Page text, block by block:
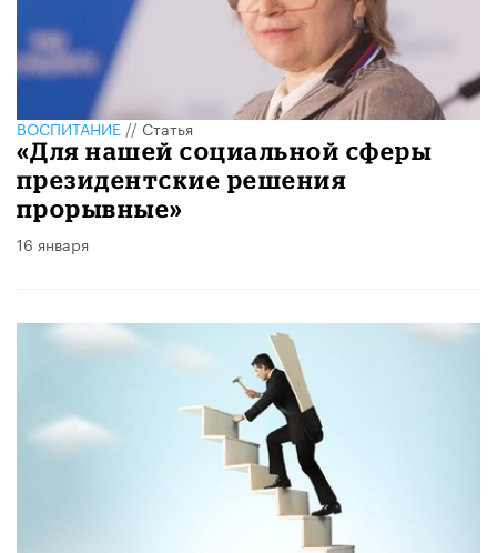
ВОСПИТАНИЕ//Статья
«Для нашей социальной сферы
президентские решения
прорывные»
16 января